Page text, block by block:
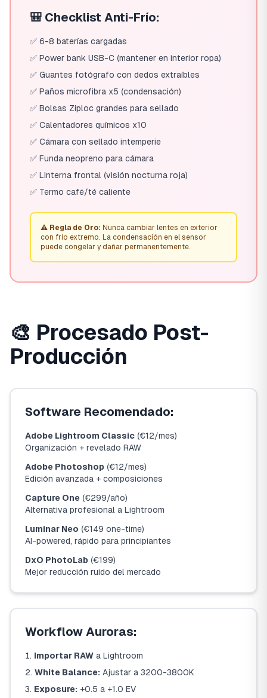
🎒 Checklist Anti-Frío:
✅ 6-8 baterías cargadas
✅ Power bank USB-C (mantener en interior ropa)
✅ Guantes fotógrafo con dedos extraíbles
✅ Paños microfibra x5 (condensación)
✅ Bolsas Ziploc grandes para sellado
✅ Calentadores químicos x10
✅ Cámara con sellado intemperie
✅ Funda neopreno para cámara
✅ Linterna frontal (visión nocturna roja)
✅ Termo café/té caliente
⚠️ Regla de Oro: Nunca cambiar lentes en exterior
con frío extremo. La condensación en el sensor
puede congelar y dañar permanentemente.
🎨 Procesado Post-
Producción
Software Recomendado:
Adobe Lightroom Classic (€12/mes)
Organización + revelado RAW
Adobe Photoshop (€12/mes)
Edición avanzada + composiciones
Capture One (€299/año)
Alternativa profesional a Lightroom
Luminar Neo (€149 one-time)
AI-powered, rápido para principiantes
DxO PhotoLab (€199)
Mejor reducción ruido del mercado
Workflow Auroras:
Importar RAW a Lightroom
White Balance: Ajustar a 3200-3800K
Exposure: +0.5 a +1.0 EV